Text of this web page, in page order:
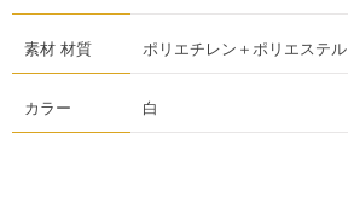
素材 材質 ポリエチレン＋ポリエステル
カラー 白